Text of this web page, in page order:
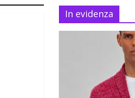
In evidenza